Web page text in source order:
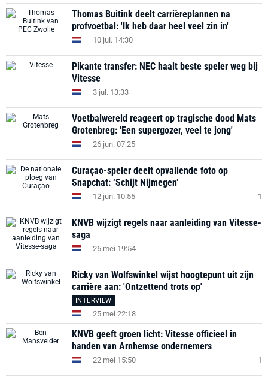
Thomas Buitink deelt carrièreplannen na
profvoetbal: 'Ik heb daar heel veel zin in'
10 jul. 14:30
Pikante transfer: NEC haalt beste speler weg bij
Vitesse
3 jul. 13:33
Voetbalwereld reageert op tragische dood Mats
Grotenbreg: 'Een supergozer, veel te jong'
26 jun. 07:25
Curaçao-speler deelt opvallende foto op
Snapchat: ‘Schijt Nijmegen’
12 jun. 10:55 1
KNVB wijzigt regels naar aanleiding van Vitesse-
saga
26 mei 19:54
Ricky van Wolfswinkel wijst hoogtepunt uit zijn
carrière aan: 'Ontzettend trots op'
INTERVIEW
25 mei 22:18
KNVB geeft groen licht: Vitesse officieel in
handen van Arnhemse ondernemers
22 mei 15:50 1